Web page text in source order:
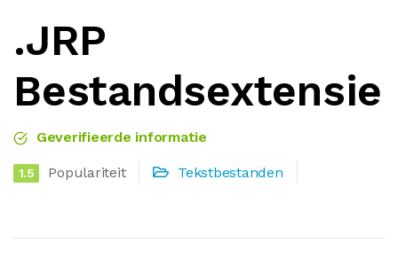
.JRP
Bestandsextensie
Geverifieerde informatie
1.5 Populariteit Tekstbestanden